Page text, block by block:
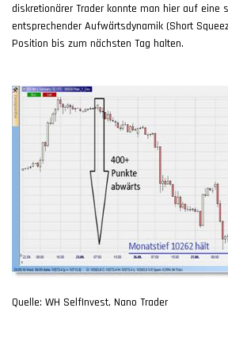
diskretionärer Trader konnte man hier auf eine
entsprechender Aufwärtsdynamik (Short
Position bis zum nächsten Tag halten.
Quelle: WH SelfInvest, Nano Trader